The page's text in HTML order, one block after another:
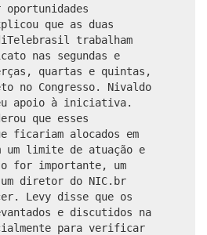
oportunidades
que as duas
trabalham
nas segundas e
quartas e quintas,
no Congresso. Nivaldo
apoio à iniciativa.
que esses
ficariam alocados em
limite de atuação e
for importante, um
diretor do NIC.br
Levy disse que os
e discutidos na
para verificar